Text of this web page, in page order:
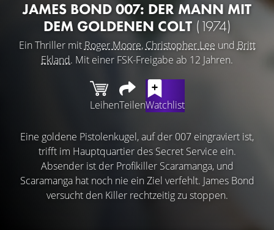
JAMES BOND 007: DER MANN MIT
DEM GOLDENEN COLT (1974)
Ein Thriller mit Roger Moore, Christopher Lee und Britt
Ekland. Mit einer FSK-Freigabe ab 12 Jahren.
LeihenTeilenWatchlist
Eine goldene Pistolenkugel, auf der 007 eingraviert ist,
trifft im Hauptquartier des Secret Service ein.
Absender ist der Profikiller Scaramanga, und
Scaramanga hat noch nie ein Ziel verfehlt. James Bond
versucht den Killer rechtzeitig zu stoppen.